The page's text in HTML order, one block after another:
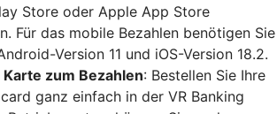
Store oder Apple App Store
Für das mobile Bezahlen benötigen Sie
Version 11 und iOS-Version 18.2.
zum Bezahlen: Bestellen Sie Ihre
ganz einfach in der VR Banking